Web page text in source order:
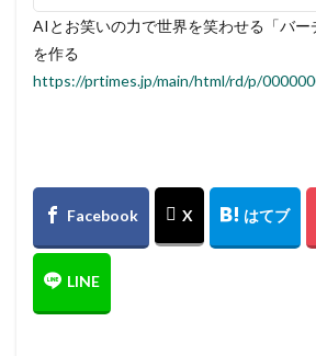
AIとお笑いの力で世界を笑わせる「バー
を作る
https://prtimes.jp/main/html/rd/p/